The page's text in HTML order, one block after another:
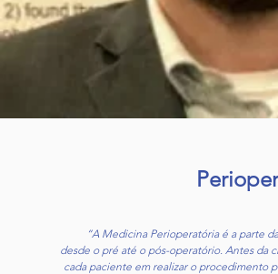
“A Medicina Perioperatória é a parte
desde o pré até o pós-operatório. Antes da
cada paciente em realizar o procedimento